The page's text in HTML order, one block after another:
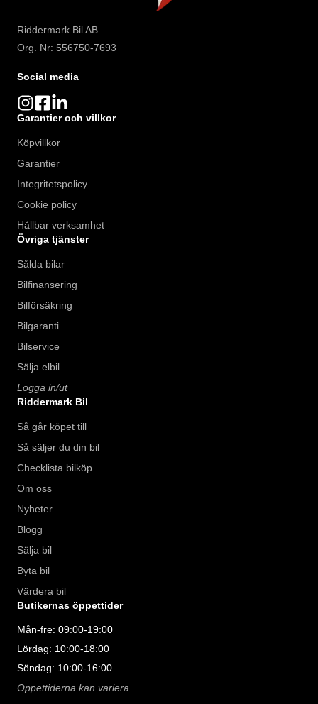
Riddermark Bil AB
Org. Nr: 556750-7693
Social media
Garantier och villkor
Köpvillkor
Garantier
Integritetspolicy
Cookie policy
Hållbar verksamhet
Övriga tjänster
Sålda bilar
Bilfinansering
Bilförsäkring
Bilgaranti
Bilservice
Sälja elbil
Logga in/ut
Riddermark Bil
Så går köpet till
Så säljer du din bil
Checklista bilköp
Om oss
Nyheter
Blogg
Sälja bil
Byta bil
Värdera bil
Butikernas öppettider
Mån-fre: 09:00-19:00
Lördag: 10:00-18:00
Söndag: 10:00-16:00
Öppettiderna kan variera